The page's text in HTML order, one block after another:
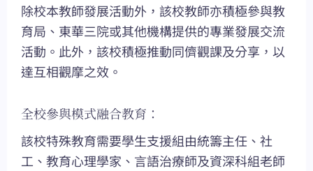
除校本教師發展活動外，該校教師亦積極參與教
育局、東華三院或其他機構提供的專業發展交流
活動。此外，該校積極推動同儕觀課及分享，以
達互相觀摩之效。
全校參與模式融合教育：
該校特殊教育需要學生支援組由統籌主任、社
工、教育心理學家、言語治療師及資深科組老師